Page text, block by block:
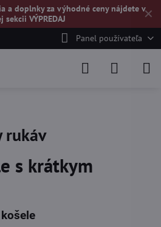
✕
a doplnky za výhodné ceny nájdete v
sekcii VÝPREDAJ
Panel používateľa
rukáv
s krátkym